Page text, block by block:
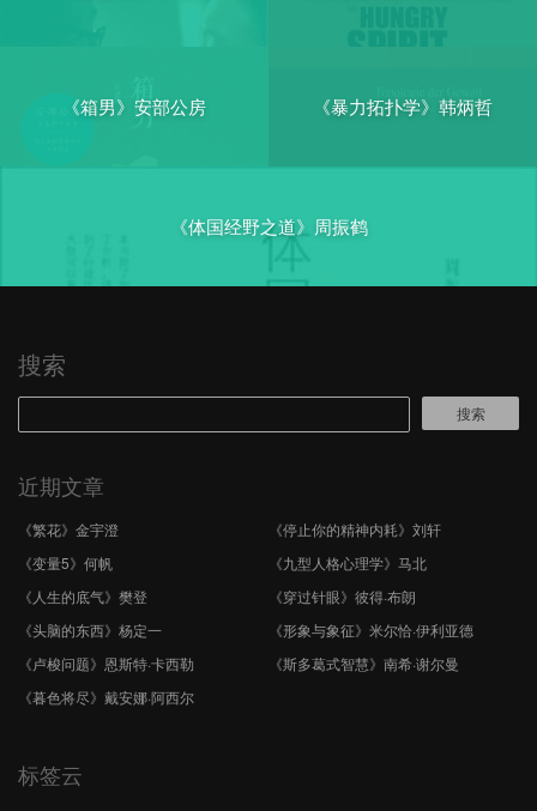
《箱男》安部公房 《暴力拓扑学》韩炳哲
《体国经野之道》周振鹤
搜索
搜索
近期文章
《繁花》金宇澄
《停止你的精神内耗》刘轩
《变量5》何帆
《九型人格心理学》马北
《人生的底气》樊登
《穿过针眼》彼得·布朗
《头脑的东西》杨定一
《形象与象征》米尔恰·伊利亚德
《卢梭问题》恩斯特·卡西勒
《斯多葛式智慧》南希·谢尔曼
《暮色将尽》戴安娜·阿西尔
标签云